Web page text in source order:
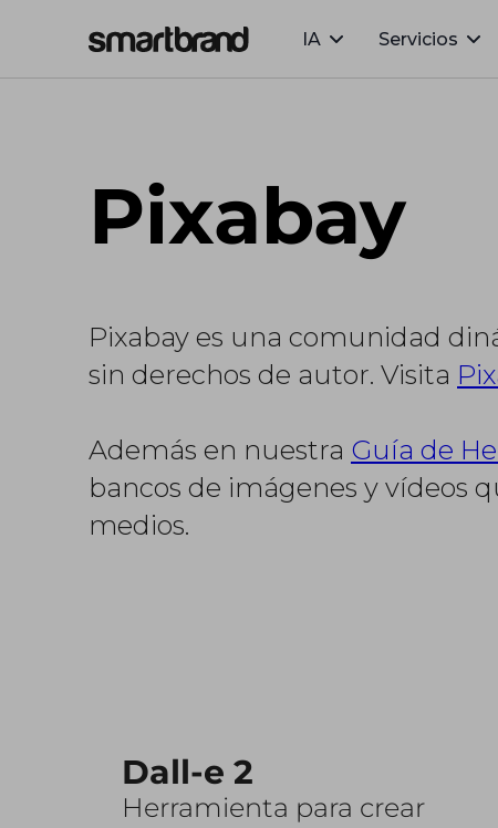
IA Servicios
Pixabay
Pixabay es una comunidad
sin derechos de autor. Visita
Además en nuestra Guía de
bancos de imágenes y vídeos
medios.
Dall-e 2
Herramienta para crear